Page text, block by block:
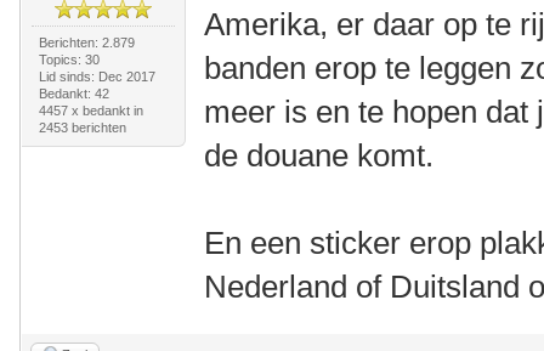
Berichten: 2.879
Topics: 30
Lid sinds: Dec 2017
Bedankt: 42
4457 x bedankt in
2453 berichten
Amerika, er daar op te
banden erop te leggen
meer is en te hopen dat
de douane komt.
En een sticker erop
Nederland of Duitsland